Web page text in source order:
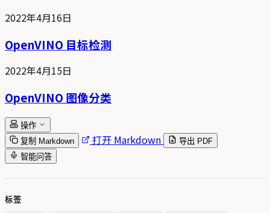
2022年4月16日
OpenVINO 目标检测
2022年4月15日
OpenVINO 图像分类
操作
复制 Markdown
打开 Markdown
导出 PDF
智能问答
标签